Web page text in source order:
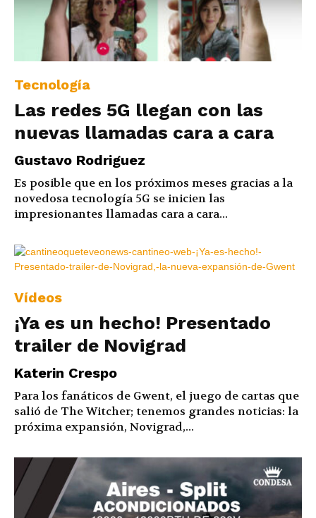
Tecnología
Las redes 5G llegan con las
nuevas llamadas cara a cara
Gustavo Rodriguez
Es posible que en los próximos meses gracias a la
novedosa tecnología 5G se inicien las
impresionantes llamadas cara a cara...
Vídeos
¡Ya es un hecho! Presentado
trailer de Novigrad
Katerin Crespo
Para los fanáticos de Gwent, el juego de cartas que
salió de The Witcher; tenemos grandes noticias: la
próxima expansión, Novigrad,...